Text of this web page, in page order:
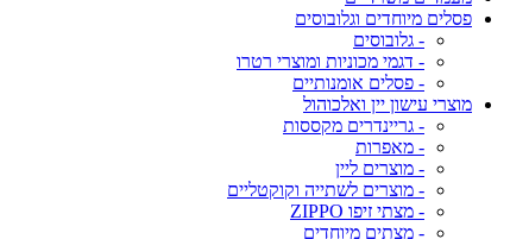
פסלים מיוחדים וגלובוסים
- גלובוסים
- דגמי מכוניות ומוצרי רטרו
- פסלים אומנותיים
מוצרי עישון יין ואלכוהול
- גריינדרים מקססות
- מאפרות
- מוצרים ליין
- מוצרים לשתייה וקוקטליים
- מצתי זיפו ZIPPO
- מצתים מיוחדים